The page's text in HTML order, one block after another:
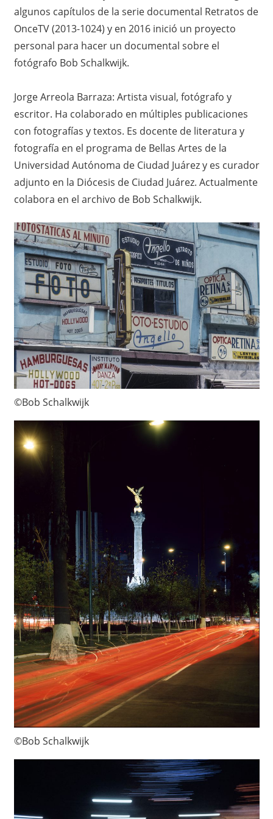
o
algunos capítulos de la serie documental Retratos de
OnceTV (2013-1024) y en 2016 inició un proyecto
personal para hacer un documental sobre el
fotógrafo Bob Schalkwijk.
Jorge Arreola Barraza: Artista visual, fotógrafo y
escritor. Ha colaborado en múltiples publicaciones
con fotografías y textos. Es docente de literatura y
fotografía en el programa de Bellas Artes de la
Universidad Autónoma de Ciudad Juárez y es curador
adjunto en la Diócesis de Ciudad Juárez. Actualmente
colabora en el archivo de Bob Schalkwijk.
©Bob Schalkwijk
©Bob Schalkwijk